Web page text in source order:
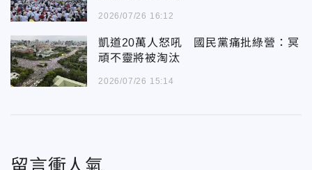
2026/07/26 16:12
凱道20萬人怒吼 國民黨痛批綠營：冥
頑不靈將被淘汰
2026/07/26 15:14
留言衝人氣